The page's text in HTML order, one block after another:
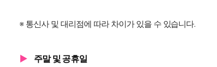
※ 통신사 및 대리점에 따라 차이가 있을 수 있습니다.
주말 및 공휴일